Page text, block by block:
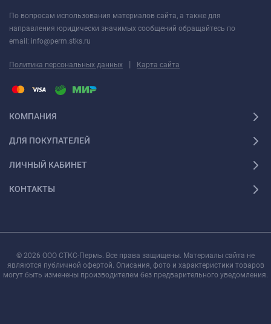
По вопросам использования материалов сайта, а также для
направления юридически значимых сообщений обращайтесь по
email: info@perm.stks.ru
Политика персональных данных | Карта сайта
КОМПАНИЯ
ДЛЯ ПОКУПАТЕЛЕЙ
ЛИЧНЫЙ КАБИНЕТ
КОНТАКТЫ
© 2026 ООО СТКС-Пермь. Все права защищены. Материалы сайта не
являются публичной офертой. Описания, фото и характеристики товаров
могут быть изменены производителем без предварительного уведомления.